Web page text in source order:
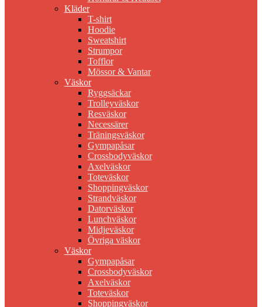
Kläder
T-shirt
Hoodie
Sweatshirt
Strumpor
Tofflor
Mössor & Vantar
Väskor
Ryggsäckar
Trolleyväskor
Resväskor
Necessärer
Träningsväskor
Gympapåsar
Crossbodyväskor
Axelväskor
Toteväskor
Shoppingväskor
Strandväskor
Datorväskor
Lunchväskor
Midjeväskor
Övriga väskor
Väskor
Gympapåsar
Crossbodyväskor
Axelväskor
Toteväskor
Shoppingväskor